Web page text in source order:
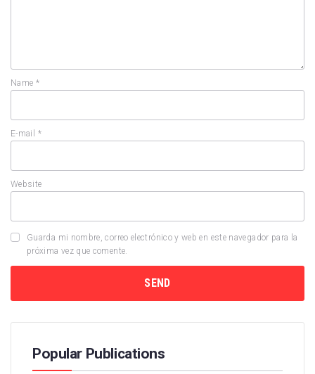
Name *
E-mail *
Website
Guarda mi nombre, correo electrónico y web en este navegador para la
próxima vez que comente.
Popular Publications